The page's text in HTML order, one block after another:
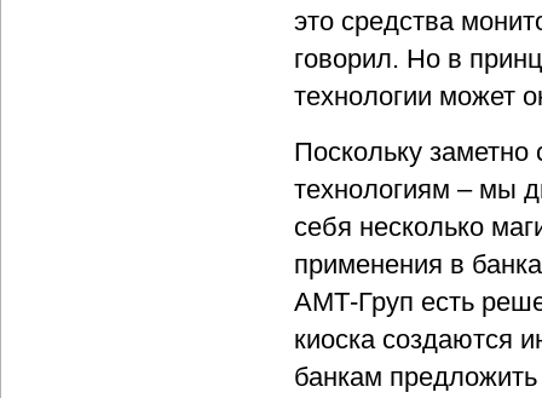
это средства
говорил. Но в
технологии может
Поскольку
технологиям – мы
себя несколько
применения в
АМТ-Груп есть
киоска создаются
банкам